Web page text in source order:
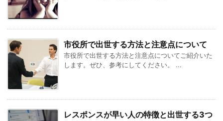
市役所で出世する方法と注意点について
市役所で出世する方法と注意点についてご紹介いた
します。ぜひ、参考にしてください。 ...
レスポンスが早い人の特徴と出世する3つ